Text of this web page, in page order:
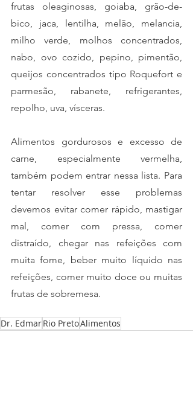
frutas oleaginosas, goiaba, grão-de-
bico, jaca, lentilha, melão, melancia,
milho verde, molhos concentrados,
nabo, ovo cozido, pepino, pimentão,
queijos concentrados tipo Roquefort e
parmesão, rabanete, refrigerantes,
repolho, uva, vísceras.
Alimentos gordurosos e excesso de
carne, especialmente vermelha,
também podem entrar nessa lista. Para
tentar resolver esse problemas
devemos evitar comer rápido, mastigar
mal, comer com pressa, comer
distraído, chegar nas refeições com
muita fome, beber muito líquido nas
refeições, comer muito doce ou muitas
frutas de sobremesa.
Dr. EdmarRio PretoAlimentos